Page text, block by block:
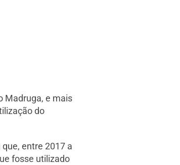
Madruga, e mais
do
entre 2017 a
fosse utilizado